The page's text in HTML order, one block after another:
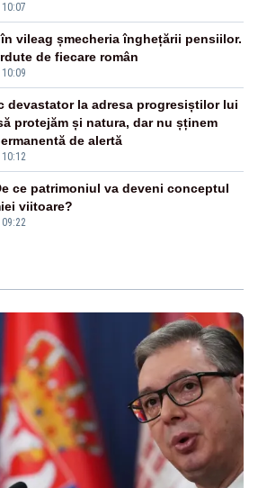
vileag șmecheria înghețării pensiilor.
de fiecare român
devastator la adresa progresiștilor lui
protejăm și natura, dar nu șținem
de alertă
ce patrimoniul va deveni conceptul
viitoare?